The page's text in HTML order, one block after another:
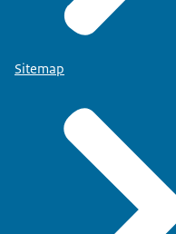
Sitemap